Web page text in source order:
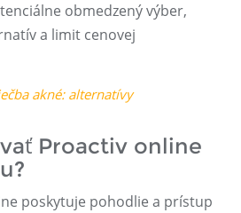
obmedzený výber,
a limit cenovej
akné: alternatívy
Proactiv online
poskytuje pohodlie a prístup